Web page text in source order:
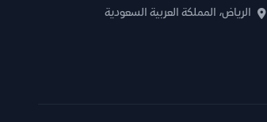
الرياض، المملكة العربية السعودية